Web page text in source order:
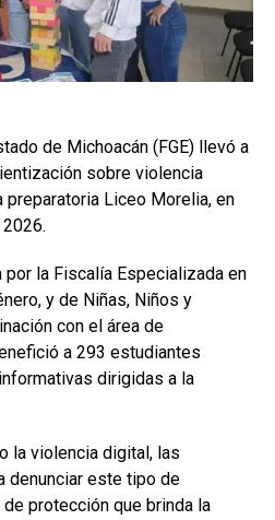
de Michoacán (FGE) llevó a
sobre violencia
Liceo Morelia, en
la Fiscalía Especializada en
y de Niñas, Niños y
con el área de
a 293 estudiantes
dirigidas a la
la violencia digital, las
denunciar este tipo de
protección que brinda la